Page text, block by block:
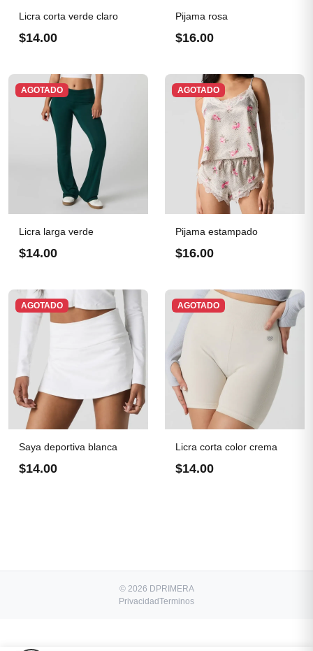
Licra corta verde claro
$14.00
Pijama rosa
$16.00
AGOTADO
Licra larga verde
$14.00
AGOTADO
Pijama estampado
$16.00
AGOTADO
Saya deportiva blanca
$14.00
AGOTADO
Licra corta color crema
$14.00
© 2026 DPRIMERA
PrivacidadTerminos